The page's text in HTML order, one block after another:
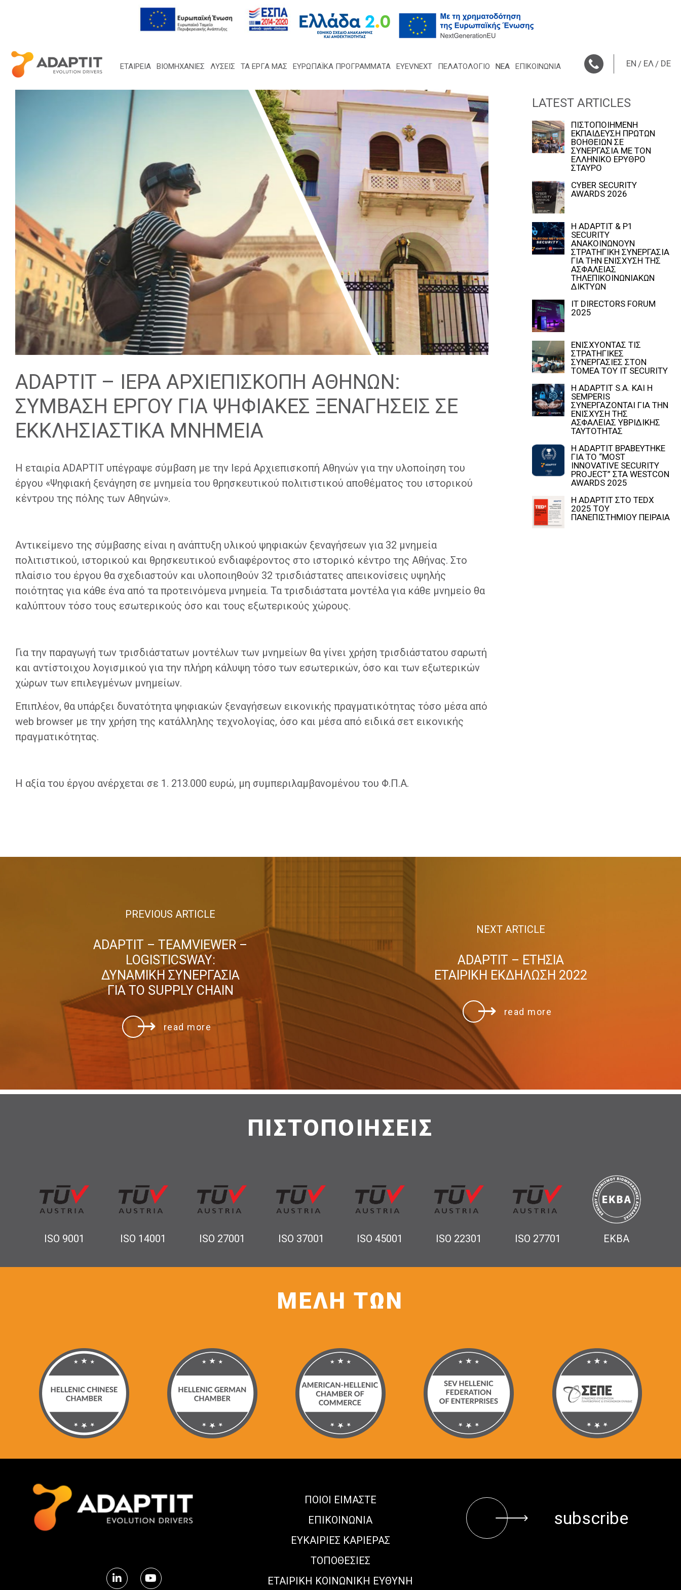
ΕΤΑΙΡΕΙΑ ΒΙΟΜΗΧΑΝΙΕΣ ΛΎΣΕΙΣ ΤΑ ΈΡΓΑ ΜΑΣ ΕΥΡΩΠΑΪΚΑ ΠΡΟΓΡΑΜΜΑΤΑ EYEVNEXT ΠΕΛΑΤΟΛΌΓΙΟ ΝΈΑ ΕΠΙΚΟΙΝΩΝΙΑ EN ΕΛ DE
ADAPTIT – ΙΕΡΑ ΑΡΧΙΕΠΙΣΚΟΠΗ ΑΘΗΝΩΝ:
ΣΥΜΒΑΣΗ ΕΡΓΟΥ ΓΙΑ ΨΗΦΙΑΚΕΣ ΞΕΝΑΓΗΣΕΙΣ ΣΕ
ΕΚΚΛΗΣΙΑΣΤΙΚΑ ΜΝΗΜΕΙΑ
Η εταιρία ADAPTIT υπέγραψε σύμβαση με την Ιερά Αρχιεπισκοπή Αθηνών για την υλοποίηση του
έργου «Ψηφιακή ξενάγηση σε μνημεία του θρησκευτικού πολιτιστικού αποθέματος του ιστορικού
κέντρου της πόλης των Αθηνών».
Αντικείμενο της σύμβασης είναι η ανάπτυξη υλικού ψηφιακών ξεναγήσεων για 32 μνημεία
πολιτιστικού, ιστορικού και θρησκευτικού ενδιαφέροντος στο ιστορικό κέντρο της Αθήνας. Στο
πλαίσιο του έργου θα σχεδιαστούν και υλοποιηθούν 32 τρισδιάστατες απεικονίσεις υψηλής
ποιότητας για κάθε ένα από τα προτεινόμενα μνημεία. Τα τρισδιάστατα μοντέλα για κάθε μνημείο θα
καλύπτουν τόσο τους εσωτερικούς όσο και τους εξωτερικούς χώρους.
Για την παραγωγή των τρισδιάστατων μοντέλων των μνημείων θα γίνει χρήση τρισδιάστατου σαρωτή
και αντίστοιχου λογισμικού για την πλήρη κάλυψη τόσο των εσωτερικών, όσο και των εξωτερικών
χώρων των επιλεγμένων μνημείων.
Επιπλέον, θα υπάρξει δυνατότητα ψηφιακών ξεναγήσεων εικονικής πραγματικότητας τόσο μέσα από
web browser με την χρήση της κατάλληλης τεχνολογίας, όσο και μέσα από ειδικά σετ εικονικής
πραγματικότητας.
Η αξία του έργου ανέρχεται σε 1. 213.000 ευρώ, μη συμπεριλαμβανομένου του Φ.Π.Α.
LATEST ARTICLES
ΠΙΣΤΟΠΟΙΗΜΕΝΗ
ΕΚΠΑΙΔΕΥΣΗ ΠΡΩΤΩΝ
ΒΟΗΘΕΙΩΝ ΣΕ
ΣΥΝΕΡΓΑΣΙΑ ΜΕ ΤΟΝ
ΕΛΛΗΝΙΚΟ ΕΡΥΘΡΟ
ΣΤΑΥΡΟ
CYBER SECURITY
AWARDS 2026
Η ADAPTIT & P1
SECURITY
ΑΝΑΚΟΙΝΩΝΟΥΝ
ΣΤΡΑΤΗΓΙΚΗ ΣΥΝΕΡΓΑΣΙΑ
ΓΙΑ ΤΗΝ ΕΝΙΣΧΥΣΗ ΤΗΣ
ΑΣΦΑΛΕΙΑΣ
ΤΗΛΕΠΙΚΟΙΝΩΝΙΑΚΩΝ
ΔΙΚΤΥΩΝ
IT DIRECTORS FORUM
2025
ΕΝΙΣΧΥΟΝΤΑΣ ΤΙΣ
ΣΤΡΑΤΗΓΙΚΕΣ
ΣΥΝΕΡΓΑΣΙΕΣ ΣΤΟΝ
ΤΟΜΕΑ ΤΟΥ IT SECURITY
Η ADAPTIT S.A. ΚΑΙ Η
SEMPERIS
ΣΥΝΕΡΓΑΖΟΝΤΑΙ ΓΙΑ ΤΗΝ
ΕΝΙΣΧΥΣΗ ΤΗΣ
ΑΣΦΑΛΕΙΑΣ ΥΒΡΙΔΙΚΗΣ
ΤΑΥΤΟΤΗΤΑΣ
Η ADAPTIT ΒΡΑΒΕΥΤΗΚΕ
ΓΙΑ ΤΟ “MOST
INNOVATIVE SECURITY
PROJECT” ΣΤΑ WESTCON
AWARDS 2025
Η ADAPTIT ΣΤΟ TEDX
2025 ΤΟΥ
ΠΑΝΕΠΙΣΤΗΜΙΟΥ ΠΕΙΡΑΙΑ
PREVIOUS ARTICLE
ADAPTIT – TEAMVIEWER –
LOGISTICSWAY:
ΔΥΝΑΜΙΚΗ ΣΥΝΕΡΓΑΣΙΑ
ΓΙΑ ΤΟ SUPPLY CHAIN
read more
NEXT ARTICLE
ADAPTIT – ΕΤΉΣΙΑ
ΕΤΑΙΡΙΚΉ ΕΚΔΉΛΩΣΗ 2022
read more
ΠΙΣΤΟΠΟΙΗΣΕΙΣ
ISO 9001 ISO 14001 ISO 27001 ISO 37001 ISO 45001 ISO 22301 ISO 27701 ΕΚΒΑ
ΜΕΛΗ ΤΩΝ
ΠΟΙΟΙ ΕΙΜΑΣΤΕ
ΕΠΙΚΟΙΝΩΝΙΑ
ΕΥΚΑΙΡΊΕΣ ΚΑΡΙΈΡΑΣ
ΤΟΠΟΘΕΣΙΕΣ
ΕΤΑΙΡΙΚΗ ΚΟΙΝΩΝΙΚΗ ΕΥΘΥΝΗ